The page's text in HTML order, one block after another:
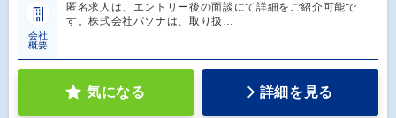
会社
概要
匿名求人は、エントリー後の面談にて詳細をご紹介可能で
す。株式会社パソナは、取り扱…
気になる 詳細を見る